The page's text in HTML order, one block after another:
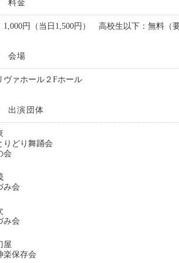
料金
1,000円（当日1,500円） 高校生以下：無料（要
会場
ヴァホール２Fホール
出演団体
りどり舞踊会
会
み会
み会
屋
楽保存会